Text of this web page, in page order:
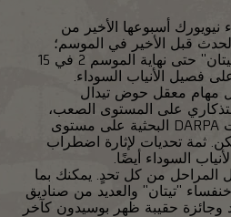
قبل الأخير في الموسم؛
دوري "تيتان". يمتد دوري "تيتان" حتى نهاية الموسم 2 في 15
فصيل الأنياب السوداء.
مهام معقل حوض تيدال
على المستوى الصعب،
بالإضافة إلى مهمة مختبرات DARPA البحثية على مستوى
ثمة تحديات لإثارة اضطراب
السوداء أيضًا.
المراحل من كل تحدٍ. يمكنك بما
"تيتان" والعديد من صناديق
وجائزة حقيبة ظهر بوسيدون كآخر